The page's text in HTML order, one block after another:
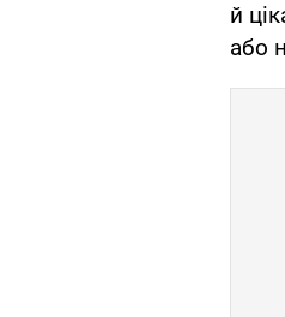
й
або